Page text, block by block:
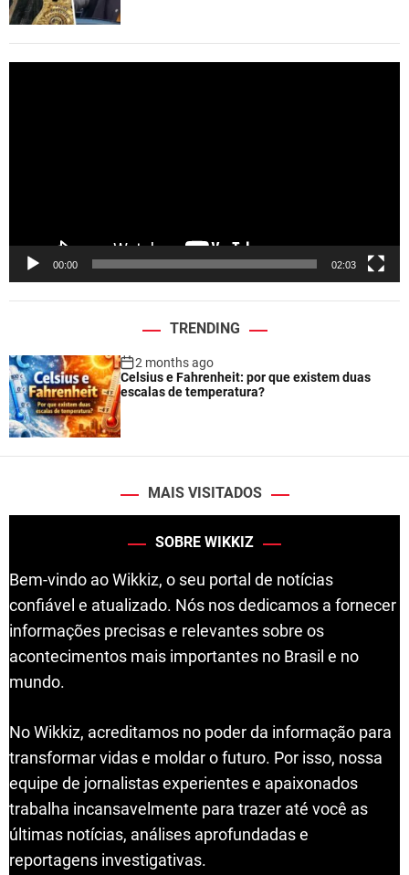
00:00 02:03
TRENDING
2 months ago
Celsius e Fahrenheit: por que existem duas
escalas de temperatura?
MAIS VISITADOS
SOBRE WIKKIZ
Bem-vindo ao Wikkiz, o seu portal de notícias
confiável e atualizado. Nós nos dedicamos a fornecer
informações precisas e relevantes sobre os
acontecimentos mais importantes no Brasil e no
mundo.
No Wikkiz, acreditamos no poder da informação para
transformar vidas e moldar o futuro. Por isso, nossa
equipe de jornalistas experientes e apaixonados
trabalha incansavelmente para trazer até você as
últimas notícias, análises aprofundadas e
reportagens investigativas.